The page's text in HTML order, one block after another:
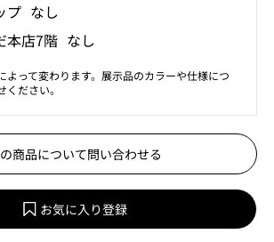
プ なし
本店7階 なし
よって変わります。展示品のカラーや仕様につ
ださい。
商品について問い合わせる
お気に入り登録